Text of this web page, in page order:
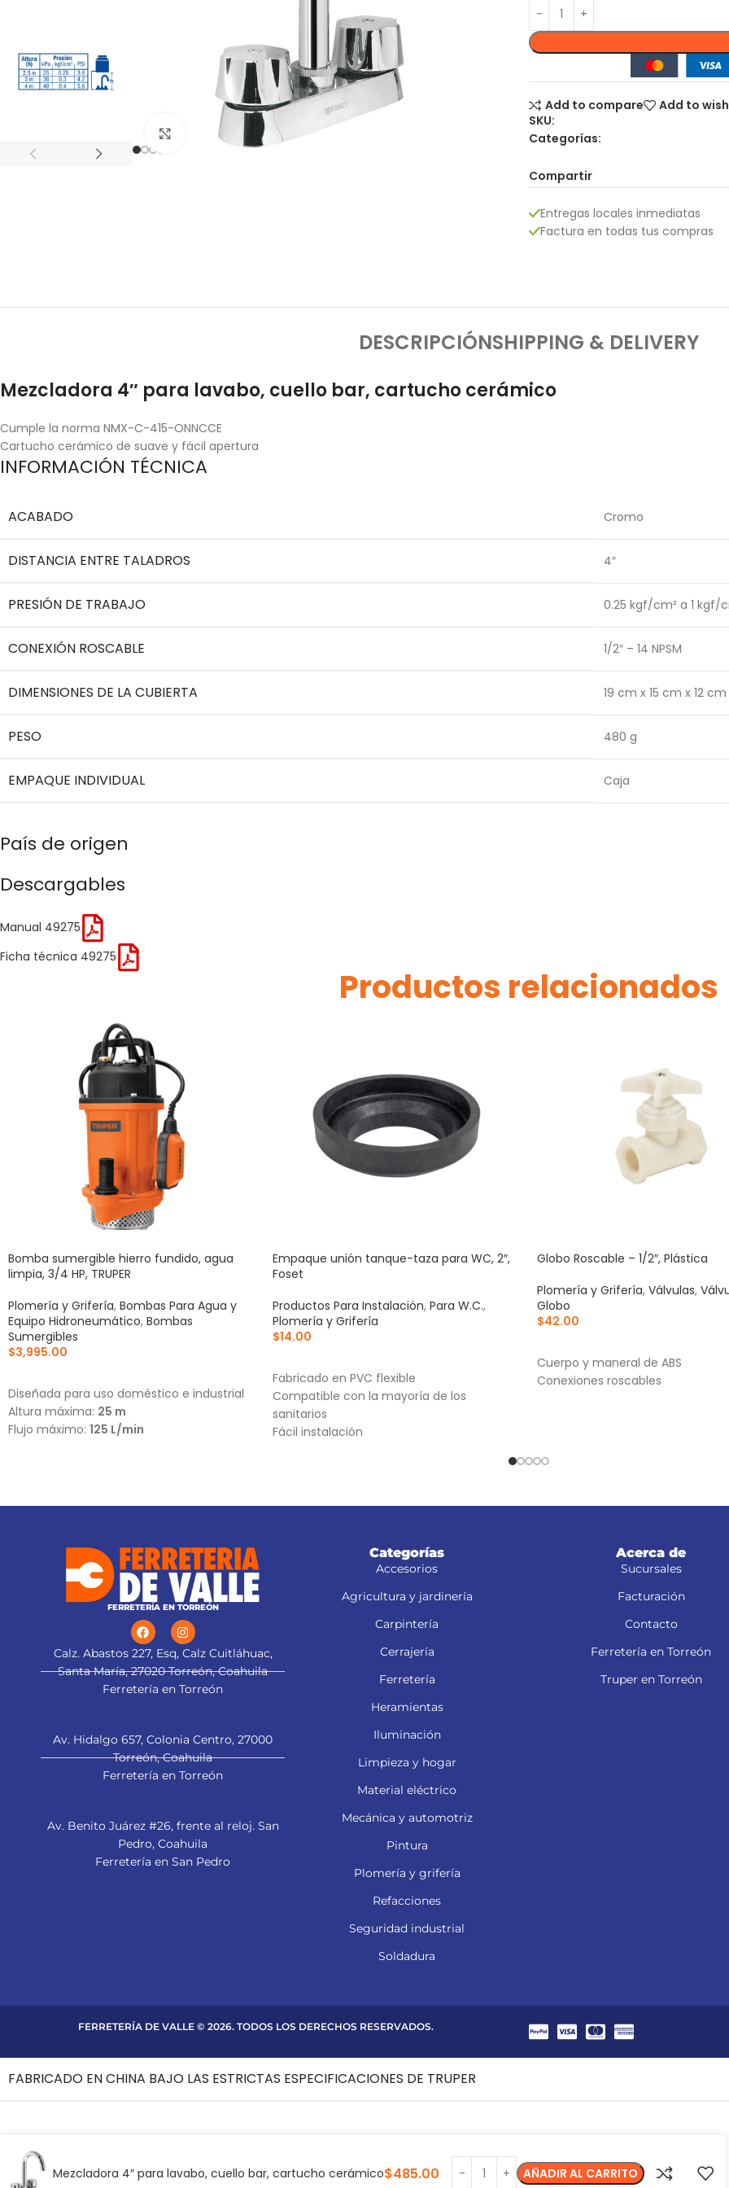
Click to enlarge
Add to compare
Add to
SKU:
Categorías:
Compartir
Entregas locales inmediatas
Factura en todas tus compras
DESCRIPCIÓNSHIPPING & DELIVERY
Mezcladora 4″ para lavabo, cuello bar, cartucho cerámico
Cumple la norma NMX-C-415-ONNCCE
Cartucho cerámico de suave y fácil apertura
INFORMACIÓN TÉCNICA
ACABADO Cromo
DISTANCIA ENTRE TALADROS 4″
PRESIÓN DE TRABAJO 0.25 kgf/cm² a 1 kgf/
CONEXIÓN ROSCABLE 1/2″ – 14 NPSM
DIMENSIONES DE LA CUBIERTA 19 cm x 15 cm x 12 cm
PESO 480 g
EMPAQUE INDIVIDUAL Caja
País de origen
Descargables
Manual 49275
Ficha técnica 49275
Productos relacionados
Bomba sumergible hierro fundido, agua
limpia, 3/4 HP, TRUPER
Plomería y Grifería, Bombas Para Agua y
Equipo Hidroneumático, Bombas
Sumergibles
$3,995.00
Diseñada para uso doméstico e industrial
Altura máxima: 25 m
Flujo máximo: 125 L/min
Empaque unión tanque-taza para WC, 2″,
Foset
Productos Para Instalación, Para W.C.,
Plomería y Grifería
$14.00
Fabricado en PVC flexible
Compatible con la mayoría de los
sanitarios
Fácil instalación
Globo Roscable – 1/2″, Plástica
Plomería y Grifería, Válvulas,
Globo
$42.00
Cuerpo y maneral de ABS
Conexiones roscables
FERRETERÍA EN TORREÓN
Calz. Abastos 227, Esq, Calz Cuitláhuac,
Santa María, 27020 Torreón, Coahuila
Ferretería en Torreón
Av. Hidalgo 657, Colonia Centro, 27000
Torreón, Coahuila
Ferretería en Torreón
Av. Benito Juárez #26, frente al reloj. San
Pedro, Coahuila
Ferretería en San Pedro
Categorías
Accesorios
Agricultura y jardinería
Carpintería
Cerrajería
Ferretería
Heramientas
Iluminación
Limpieza y hogar
Material eléctrico
Mecánica y automotriz
Pintura
Plomería y grifería
Refacciones
Seguridad industrial
Soldadura
Acerca de
Sucursales
Facturación
Contacto
Ferretería en Torreón
Truper en Torreón
FERRETERÍA DE VALLE © 2026. TODOS LOS DERECHOS RESERVADOS.
Mezcladora 4″ para lavabo, cuello bar, cartucho cerámico$485.00 AÑADIR AL CARRITO
FABRICADO EN CHINA BAJO LAS ESTRICTAS ESPECIFICACIONES DE TRUPER